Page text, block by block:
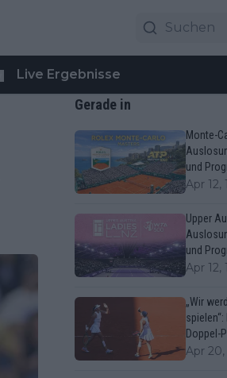
Live Ergebnisse
Gerade in
Monte-
und
Apr 12,
Upper
und
Apr 12,
„Wir
Doppel-
Apr 20,